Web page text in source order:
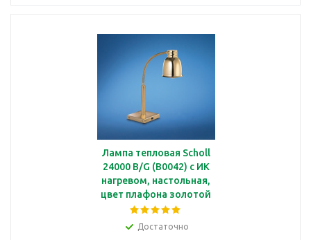
Лампа тепловая Scholl
24000 B/G (B0042) с ИК
нагревом, настольная,
цвет плафона золотой
Достаточно